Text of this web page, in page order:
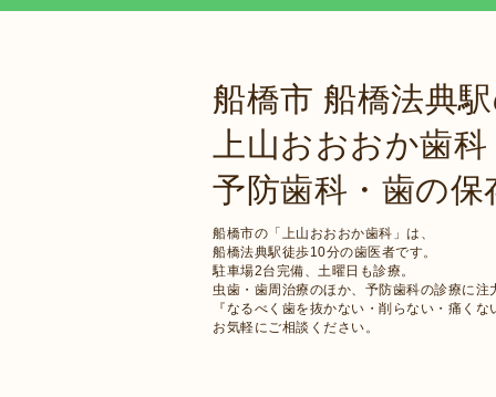
船橋市 船橋法典
上山おおおか歯科
予防歯科・歯の保
船橋市の「上山おおおか歯科」は、
船橋法典駅徒歩10分の歯医者です。
駐車場2台完備、土曜日も診療。
虫歯・歯周治療のほか、予防歯科の診療に注
『なるべく歯を抜かない・削らない・痛く
お気軽にご相談ください。